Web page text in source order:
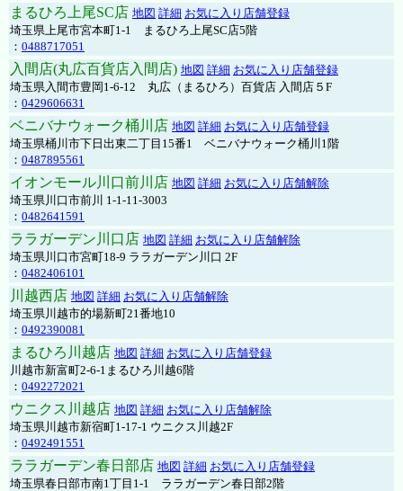
まるひろ上尾SC店 地図 詳細 お気に入り店舗登録
埼玉県上尾市宮本町1-1 まるひろ上尾SC店5階
： 0488717051
入間店(丸広百貨店入間店) 地図 詳細 お気に入り店舗登録
埼玉県入間市豊岡1-6-12 丸広（まるひろ）百貨店 入間店５F
： 0429606631
ベニバナウォーク桶川店 地図 詳細 お気に入り店舗登録
埼玉県桶川市下日出東二丁目15番1 ベニバナウォーク桶川1階
： 0487895561
イオンモール川口前川店 地図 詳細 お気に入り店舗解除
埼玉県川口市前川 1-1-11-3003
： 0482641591
ララガーデン川口店 地図 詳細 お気に入り店舗解除
埼玉県川口市宮町18-9 ララガーデン川口 2F
： 0482406101
川越西店 地図 詳細 お気に入り店舗解除
埼玉県川越市的場新町21番地10
： 0492390081
まるひろ川越店 地図 詳細 お気に入り店舗登録
川越市新富町2-6-1まるひろ川越6階
： 0492272021
ウニクス川越店 地図 詳細 お気に入り店舗解除
埼玉県川越市新宿町1-17-1 ウニクス川越2F
： 0492491551
ララガーデン春日部店 地図 詳細 お気に入り店舗登録
埼玉県春日部市南1丁目1-1 ララガーデン春日部2階